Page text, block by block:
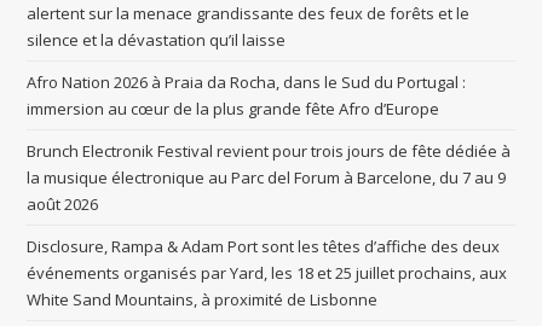
alertent sur la menace grandissante des feux de forêts et le
silence et la dévastation qu’il laisse
Afro Nation 2026 à Praia da Rocha, dans le Sud du Portugal :
immersion au cœur de la plus grande fête Afro d’Europe
Brunch Electronik Festival revient pour trois jours de fête dédiée à
la musique électronique au Parc del Forum à Barcelone, du 7 au 9
août 2026
Disclosure, Rampa & Adam Port sont les têtes d’affiche des deux
événements organisés par Yard, les 18 et 25 juillet prochains, aux
White Sand Mountains, à proximité de Lisbonne